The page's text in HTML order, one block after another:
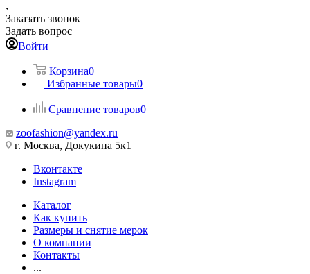
Заказать звонок
Задать вопрос
Войти
Корзина0
Избранные товары0
Сравнение товаров0
zoofashion@yandex.ru
г. Москва, Докукина 5к1
Вконтакте
Instagram
Каталог
Как купить
Размеры и снятие мерок
О компании
Контакты
...